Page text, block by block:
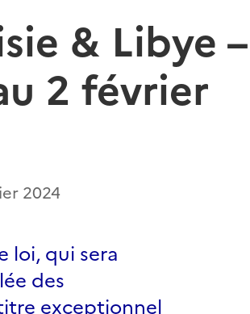
& Libye –
2 février
2024
loi, qui sera
des
exceptionnel